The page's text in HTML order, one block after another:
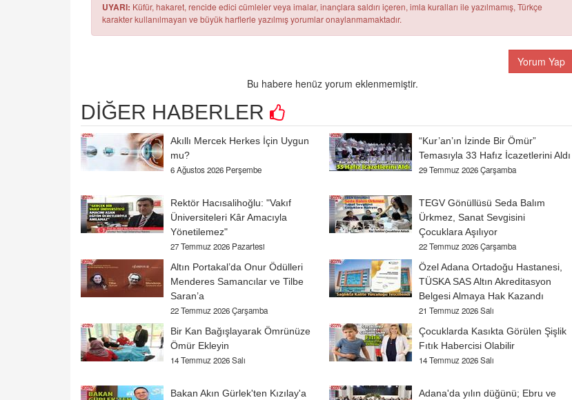
UYARI: Küfür, hakaret, rencide edici cümleler veya imalar, inançlara saldırı içeren, imla kuralları ile yazılmamış, Türkçe
karakter kullanılmayan ve büyük harflerle yazılmış yorumlar onaylanmamaktadır.
Yorum Yap
Bu habere henüz yorum eklenmemiştir.
DİĞER HABERLER
Akıllı Mercek Herkes İçin Uygun
mu?
6 Ağustos 2026 Perşembe
“Kur’an’ın İzinde Bir Ömür”
Temasıyla 33 Hafız İcazetlerini Aldı
29 Temmuz 2026 Çarşamba
Rektör Hacısalihoğlu: "Vakıf
Üniversiteleri Kâr Amacıyla
Yönetilemez"
27 Temmuz 2026 Pazartesi
TEGV Gönüllüsü Seda Balım
Ürkmez, Sanat Sevgisini
Çocuklara Aşılıyor
22 Temmuz 2026 Çarşamba
Altın Portakal’da Onur Ödülleri
Menderes Samancılar ve Tilbe
Saran’a
22 Temmuz 2026 Çarşamba
Özel Adana Ortadoğu Hastanesi,
TÜSKA SAS Altın Akreditasyon
Belgesi Almaya Hak Kazandı
21 Temmuz 2026 Salı
Bir Kan Bağışlayarak Ömrünüze
Ömür Ekleyin
14 Temmuz 2026 Salı
Çocuklarda Kasıkta Görülen Şişlik
Fıtık Habercisi Olabilir
14 Temmuz 2026 Salı
Bakan Akın Gürlek'ten Kızılay'a
Adana'da yılın düğünü; Ebru ve